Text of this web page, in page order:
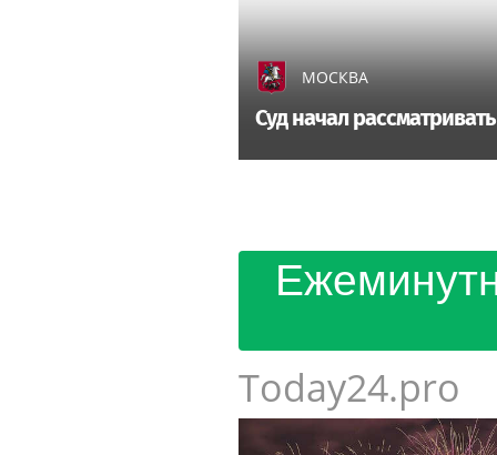
МОСКВА
Суд начал
Today24.pro